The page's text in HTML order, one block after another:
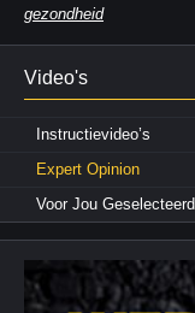
gezondheid
Video's
Instructievideo’s
Expert Opinion
Voor Jou Geselecteerd